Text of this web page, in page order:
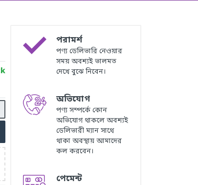
পরামর্শ
পণ্য ডেলিভারি নেওয়ার
সময় অবশ্যই ভালমত
দেখে বুঝে নিবেন।
অভিযোগ
পণ্য সম্পর্কে কোন
অভিযোগ থাকলে অবশ্যই
ডেলিভারী ম্যান সাথে
থাকা অবস্থায় আমাদের
কল করবেন।
পেমেন্ট